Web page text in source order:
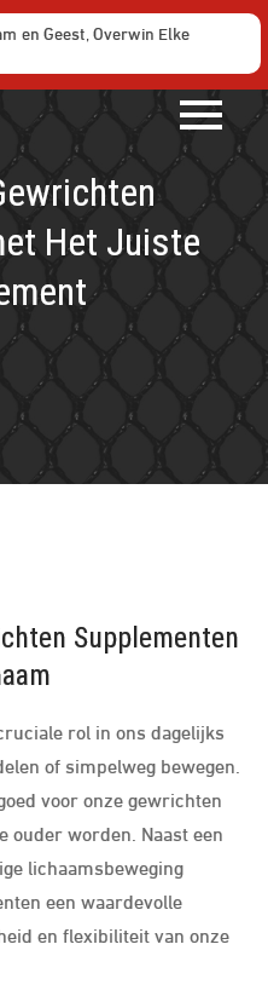
en Geest, Overwin Elke
Het Juiste
Supplementen
rol in ons dagelijks
of simpelweg bewegen.
voor onze gewrichten
ouder worden. Naast een
lichaamsbeweging
een waardevolle
en flexibiliteit van onze